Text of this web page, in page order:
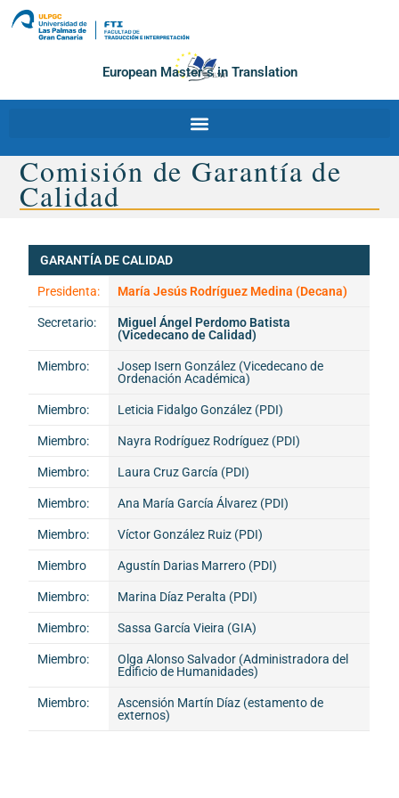
European Master´s in Translation
Comisión de Garantía de
Calidad
GARANTÍA DE CALIDAD
Presidenta: María Jesús Rodríguez Medina (Decana)
Secretario:
Miguel Ángel Perdomo Batista
(Vicedecano de Calidad)
Miembro:
Josep Isern González (Vicedecano de
Ordenación Académica)
Miembro: Leticia Fidalgo González (PDI)
Miembro: Nayra Rodríguez Rodríguez (PDI)
Miembro: Laura Cruz García (PDI)
Miembro: Ana María García Álvarez (PDI)
Miembro: Víctor González Ruiz (PDI)
Miembro Agustín Darias Marrero (PDI)
Miembro: Marina Díaz Peralta (PDI)
Miembro: Sassa García Vieira (GIA)
Miembro:
Olga Alonso Salvador (Administradora del
Edificio de Humanidades)
Miembro:
Ascensión Martín Díaz (estamento de
externos)